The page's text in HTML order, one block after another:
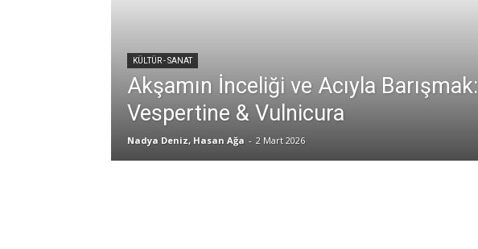
KÜLTÜR - SANAT
Akşamın İnceliği ve Acıyla Barışmak:
Vespertine & Vulnicura
Nadya Deniz, Hasan Ağa - 2 Mart 2026